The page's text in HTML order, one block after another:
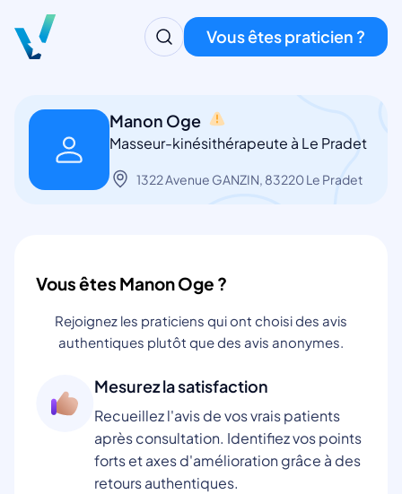
Vous êtes praticien ?
Manon Oge
Masseur-kinésithérapeute à Le Pradet
1322 Avenue GANZIN, 83220 Le Pradet
Vous êtes Manon Oge ?
Rejoignez les praticiens qui ont choisi des avis
authentiques plutôt que des avis anonymes.
Mesurez la satisfaction
Recueillez l'avis de vos vrais patients
après consultation. Identifiez vos points
forts et axes d'amélioration grâce à des
retours authentiques.